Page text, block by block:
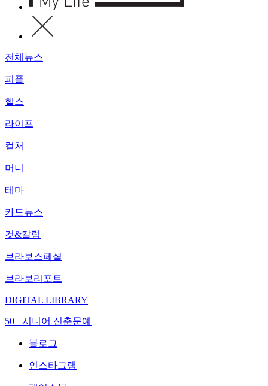
전체뉴스
피플
헬스
라이프
컬처
머니
테마
카드뉴스
컷&칼럼
브라보스페셜
브라보리포트
DIGITAL LIBRARY
50+ 시니어 신춘문예
블로그
인스타그램